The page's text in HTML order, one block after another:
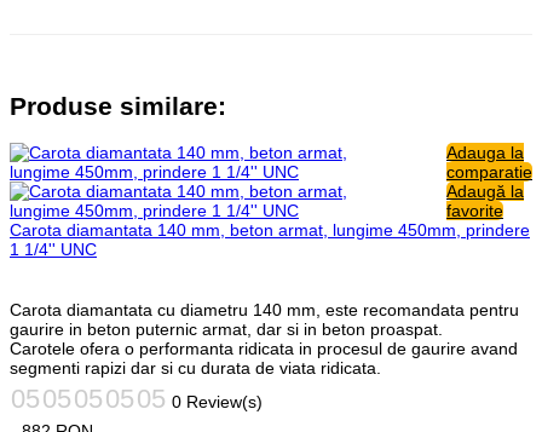
Produse similare:
Adauga la
comparatie
Adaugă la
favorite
Carota diamantata 140 mm, beton armat, lungime 450mm, prindere
1 1/4'' UNC
Carota diamantata cu diametru 140 mm, este recomandata pentru
gaurire in beton puternic armat, dar si in beton proaspat.
Carotele ofera o performanta ridicata in procesul de gaurire avand
segmenti rapizi dar si cu durata de viata ridicata.
0 Review(s)